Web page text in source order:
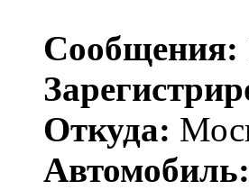
Сообщения:
Откуда:
Автомобиль: